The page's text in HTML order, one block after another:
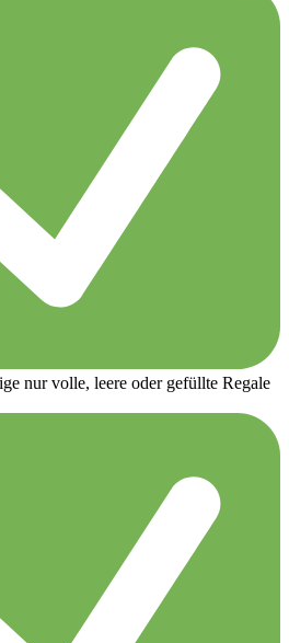
nur volle, leere oder gefüllte Regale